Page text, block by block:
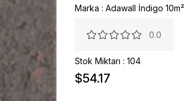
Marka : Adawall İndigo 10m²
0.0
Stok Miktarı : 104
$54.17